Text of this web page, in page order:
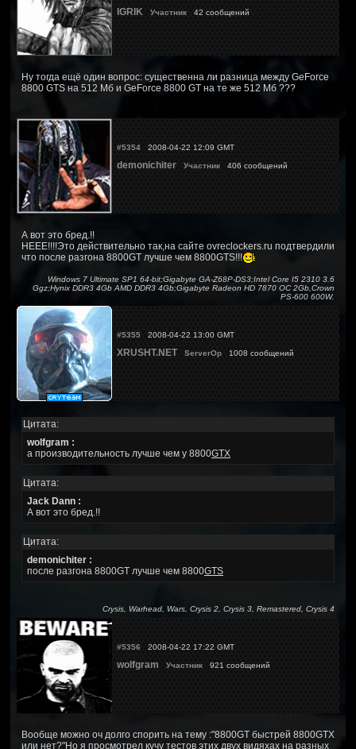
IGRIK Участник 42 сообщений
Ну тогда ещё один вопрос: существенна ли разница между GeForce
8800 GTS на 512 Мб и GeForce 8800 GT на те же 512 Мб ???
#5354 2008-04-22 12:09 GMT
demonichiter Участник 406 сообщений
А вот это бред.!!
НЕЕЕ!!!!Это действительно так,на сайте ovreclockers.ru подтвердили
что после разгона 8800GT лучше чем 8800GTS!!!
Windows 7 Ultimate SP1 64-bit;Gigabyte GA-Z68P-DS3;Intel Core I5 2310 3.6
Ggz;Hynix DDR3 4Gb AMD DDR3 4Gb;Gigabyte Radeon HD 7870 OC 2Gb,Crown
PS-600 600W.
#5355 2008-04-22 13:00 GMT
XRUSHT.NET ServerOp 1008 сообщений
Цитата:
wolfgram :
а производительность лучше чем у 8800GTX
Цитата:
Jack Dann :
А вот это бред.!!
Цитата:
demonichiter :
после разгона 8800GT лучше чем 8800GTS
Crysis, Warhead, Wars, Crysis 2, Crysis 3, Remastered, Crysis 4
#5356 2008-04-22 17:22 GMT
wolfgram Участник 921 сообщений
Вообще можно оч долго спорить на тему :"8800GT быстрей 8800GTX
или нет?"Но я просмотрел кучу тестов этих двух видяхах на разных